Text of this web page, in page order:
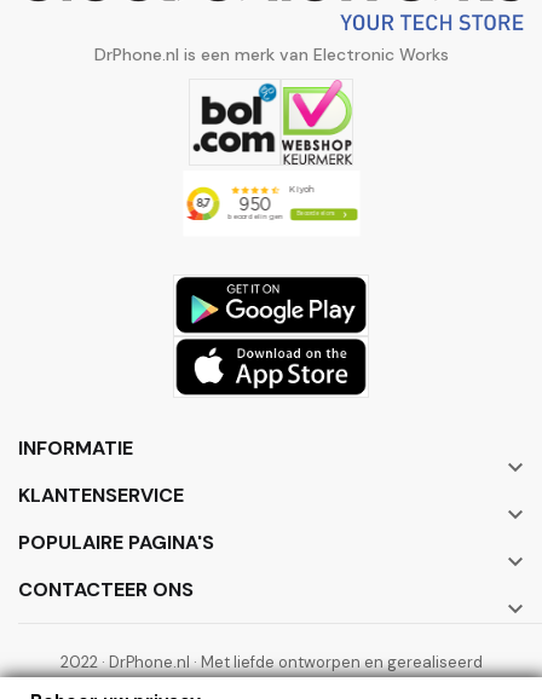
DrPhone.nl is een merk van Electronic Works
INFORMATIE

KLANTENSERVICE

POPULAIRE PAGINA'S

CONTACTEER ONS

2022 · DrPhone.nl · Met liefde ontworpen en gerealiseerd